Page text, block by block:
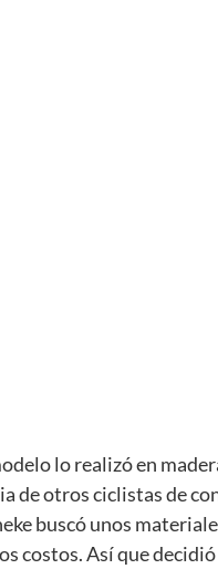
lo realizó en
de otros ciclistas de
buscó unos
costos. Así que